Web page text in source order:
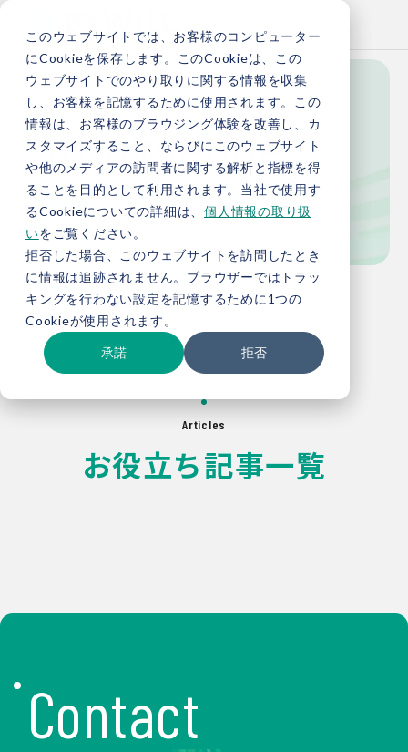
このウェブサイトでは、お客様のコンピューター
にCookieを保存します。このCookieは、この
ウェブサイトでのやり取りに関する情報を収集
し、お客様を記憶するために使用されます。この
情報は、お客様のブラウジング体験を改善し、カ
スタマイズすること、ならびにこのウェブサイト
や他のメディアの訪問者に関する解析と指標を得
ることを目的として利用されます。当社で使用す
るCookieについての詳細は、 個人情報の取り扱
いをご覧ください。
拒否した場合、このウェブサイトを訪問したとき
に情報は追跡されません。ブラウザーではトラッ
キングを行わない設定を記憶するために1つの
Cookieが使用されます。
承諾 拒否
Knowledge
お役立ち情報
TOP お役立ち情報
Articles
お役立ち記事一覧
Contact